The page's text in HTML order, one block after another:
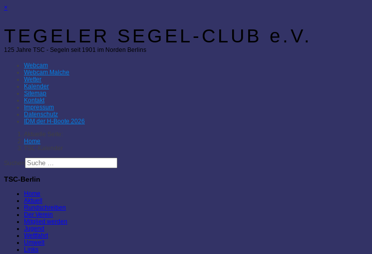
×
TEGELER SEGEL-CLUB e.V.
125 Jahre TSC - Segeln seit 1901 im Norden Berlins
Webcam
Webcam Malche
Wetter
Kalender
Sitemap
Kontakt
Impressum
Datenschutz
IDM der H-Boote 2026
Aktuelle Seite:
Home
TSC-Kalender
Suchen
TSC-Berlin
Home
Aktuell
Rundschreiben
Der Verein
Mitglied werden
Jugend
Wettfahrt
Umwelt
Links